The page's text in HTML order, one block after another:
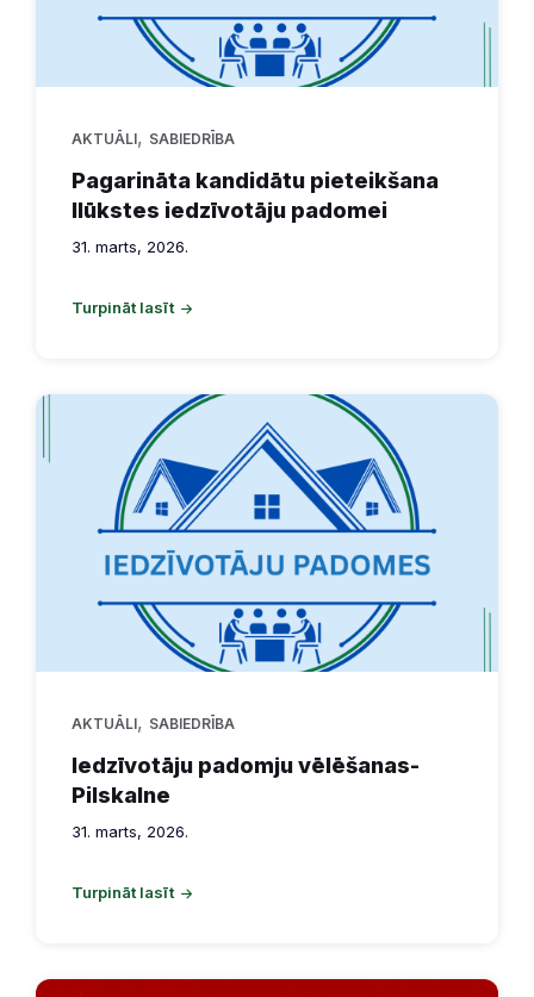
AKTUĀLI, SABIEDRĪBA
Pagarināta kandidātu pieteikšana
Ilūkstes iedzīvotāju padomei
31. marts, 2026.
Turpināt lasīt
AKTUĀLI, SABIEDRĪBA
Iedzīvotāju padomju vēlēšanas-
Pilskalne
31. marts, 2026.
Turpināt lasīt